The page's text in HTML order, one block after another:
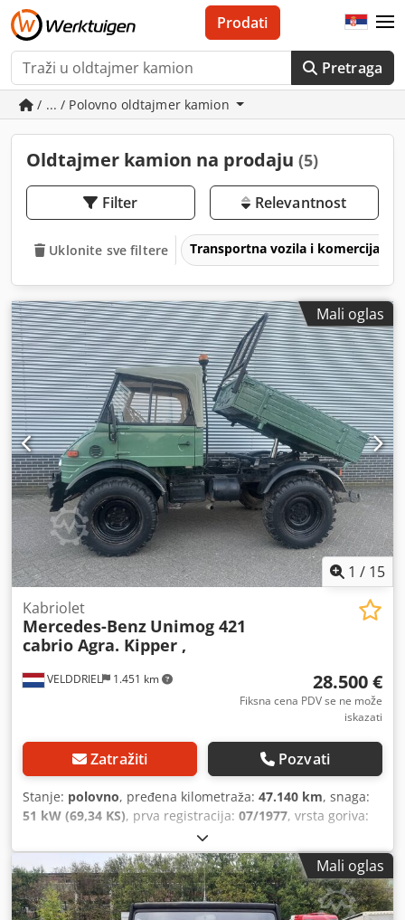
Pretraga
Prodati
/ ... / Polovno oldtajmer kamion
Oldtajmer kamion na prodaju (5)
Filter Relevantnost
Uklonite sve filtere Transportna vozila i komercijalna
Mali oglas
1 / 15
VELDDRIEL 1.451 km
Kabriolet
Mercedes-Benz Unimog 421
cabrio Agra. Kipper ,
28.500 €
Fiksna cena PDV se ne može
iskazati
Zatražiti Pozvati
Stanje: polovno, pređena kilometraža: 47.140 km, snaga:
51 kW (69,34 KS), prva registracija: 07/1977, vrsta goriva:
4x4
rastojanje:2.250 mm, gorivo:dizel, boja:zeleno, tip
prenosa:mehanički, broj stepeni prenosa:8, broj sedišta:
2, Godina proizvodnje:1977, Broj vrata: 2 Codpszrahvjfx
Am Herf Broj cilindara: 4 Zapremina motora: 2.404 ccm
Mali oglas